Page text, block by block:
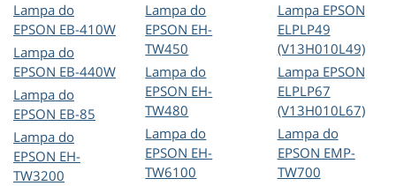
Lampa do
EPSON EB-410W
Lampa do
EPSON EB-440W
Lampa do
EPSON EB-85
Lampa do
EPSON EH-
TW3200
Lampa do
EPSON EH-
TW450
Lampa do
EPSON EH-
TW480
Lampa do
EPSON EH-
TW6100
Lampa EPSON
ELPLP49
(V13H010L49)
Lampa EPSON
ELPLP67
(V13H010L67)
Lampa do
EPSON EMP-
TW700